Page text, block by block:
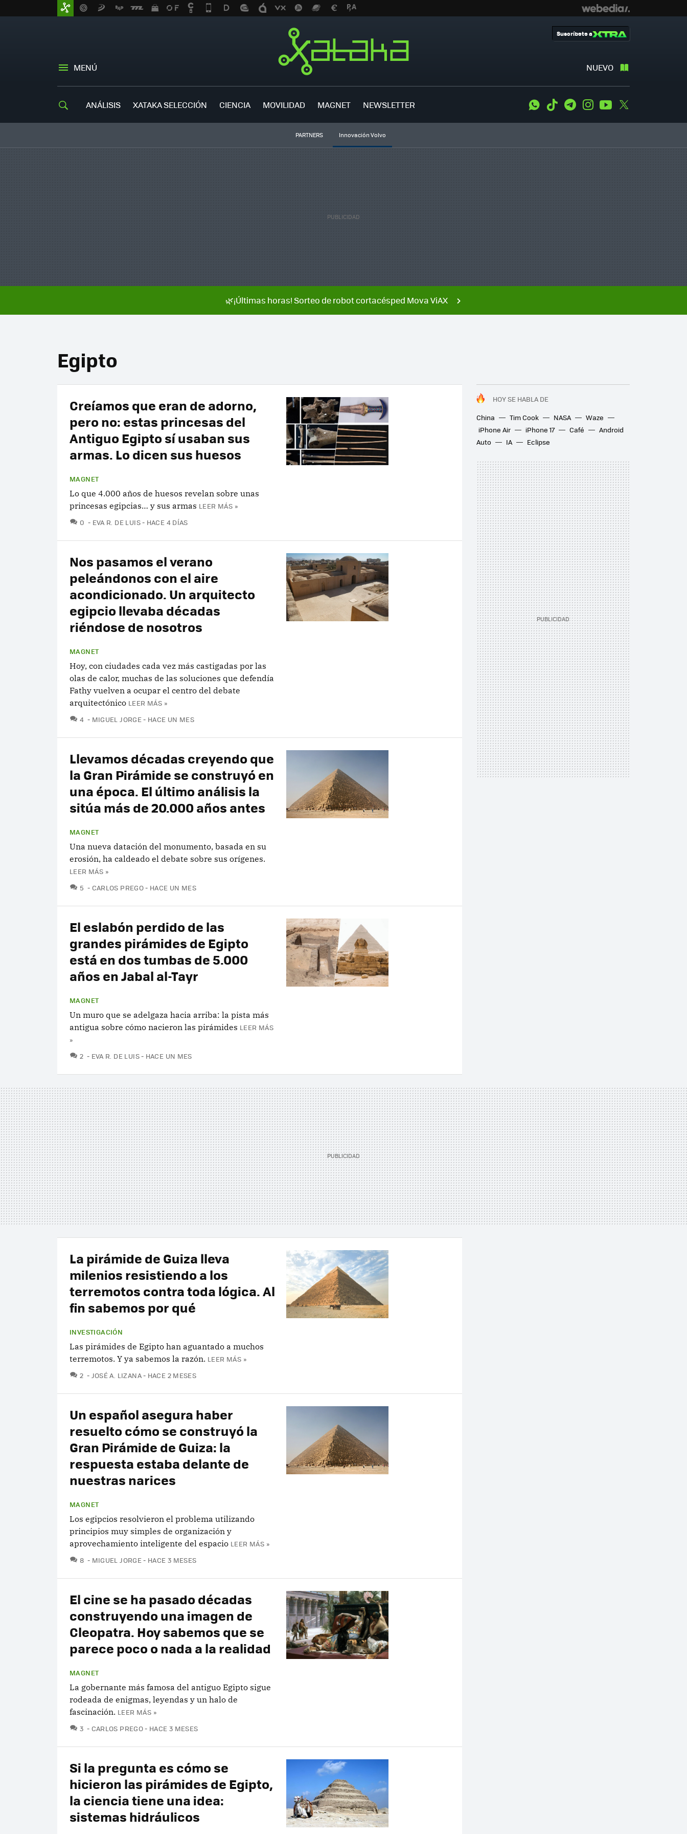
MENÚ NUEVO
Suscríbete a
ANÁLISIS XATAKA SELECCIÓN CIENCIA MOVILIDAD MAGNET NEWSLETTER WhatsApp
Tiktok TelegramInstagramYoutube
PARTNERS Innovación Volvo
🌿¡Últimas horas! Sorteo de robot cortacésped Mova ViAX
Egipto
HOY SE HABLA DE
China
Tim Cook NASA
Waze
iPhone Air
iPhone 17 Café
Android
Auto
IA Eclipse
Creíamos que eran de adorno,
pero no: estas princesas del
Antiguo Egipto sí usaban sus
armas. Lo dicen sus huesos
MAGNET
Lo que 4.000 años de huesos revelan sobre unas
princesas egipcias… y sus armas LEER MÁS »
0 COMENTARIOS
EVA R. DE LUIS HACE 4 DÍAS
Nos pasamos el verano
peleándonos con el aire
acondicionado. Un arquitecto
egipcio llevaba décadas
riéndose de nosotros
MAGNET
Hoy, con ciudades cada vez más castigadas por las
olas de calor, muchas de las soluciones que defendía
Fathy vuelven a ocupar el centro del debate
arquitectónico LEER MÁS »
4 COMENTARIOS
MIGUEL JORGE HACE UN MES
Llevamos décadas creyendo que
la Gran Pirámide se construyó en
una época. El último análisis la
sitúa más de 20.000 años antes
MAGNET
Una nueva datación del monumento, basada en su
erosión, ha caldeado el debate sobre sus orígenes.
LEER MÁS »
5 COMENTARIOS
CARLOS PREGO HACE UN MES
El eslabón perdido de las
grandes pirámides de Egipto
está en dos tumbas de 5.000
años en Jabal al-Tayr
MAGNET
Un muro que se adelgaza hacia arriba: la pista más
antigua sobre cómo nacieron las pirámides LEER MÁS
»
2 COMENTARIOS
EVA R. DE LUIS HACE UN MES
La pirámide de Guiza lleva
milenios resistiendo a los
terremotos contra toda lógica. Al
fin sabemos por qué
INVESTIGACIÓN
Las pirámides de Egipto han aguantado a muchos
terremotos. Y ya sabemos la razón. LEER MÁS »
2 COMENTARIOS
JOSÉ A. LIZANA HACE 2 MESES
Un español asegura haber
resuelto cómo se construyó la
Gran Pirámide de Guiza: la
respuesta estaba delante de
nuestras narices
MAGNET
Los egipcios resolvieron el problema utilizando
principios muy simples de organización y
aprovechamiento inteligente del espacio LEER MÁS »
8 COMENTARIOS
MIGUEL JORGE HACE 3 MESES
El cine se ha pasado décadas
construyendo una imagen de
Cleopatra. Hoy sabemos que se
parece poco o nada a la realidad
MAGNET
La gobernante más famosa del antiguo Egipto sigue
rodeada de enigmas, leyendas y un halo de
fascinación. LEER MÁS »
3 COMENTARIOS
CARLOS PREGO HACE 3 MESES
Si la pregunta es cómo se
hicieron las pirámides de Egipto,
la ciencia tiene una idea:
sistemas hidráulicos